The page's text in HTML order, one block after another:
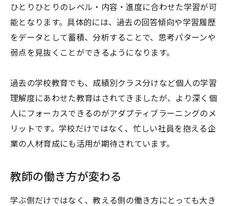
ひとりひとりのレベル・内容・進度に合わせた学習が可
能となります。具体的には、過去の回答傾向や学習履歴
をデータとして蓄積、分析することで、思考パターンや
弱点を見抜くことができるようになります。
過去の学校教育でも、成績別クラス分けなど個人の学習
理解度にあわせた教育はされてきましたが、より深く個
人にフォーカスできるのがアダプティブラーニングのメ
リットです。学校だけではなく、忙しい社員を抱える企
業の人材育成にも活用が期待されています。
教師の働き方が変わる
学ぶ側だけではなく、教える側の働き方にとっても大き